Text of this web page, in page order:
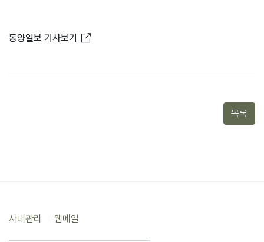
동양일보 기사보기 새창열림
목록
사내관리 웹메일